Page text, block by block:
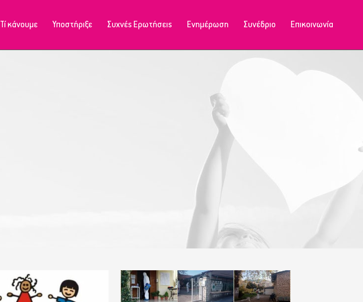
Τί κάνουμε Υποστήριξε Συχνές Ερωτήσεις Ενημέρωση Συνέδριο Επικοινωνία